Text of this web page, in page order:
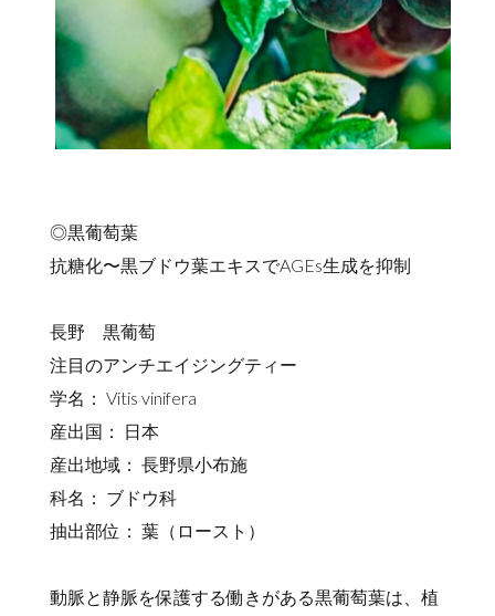
◎黒葡萄葉
抗糖化〜黒ブドウ葉エキスでAGEs生成を抑制
長野 黒葡萄
注目のアンチエイジングティー
学名： Vitis vinifera
産出国： 日本
産出地域： 長野県小布施
科名： ブドウ科
抽出部位： 葉（ロースト）
動脈と静脈を保護する働きがある黒葡萄葉は、植